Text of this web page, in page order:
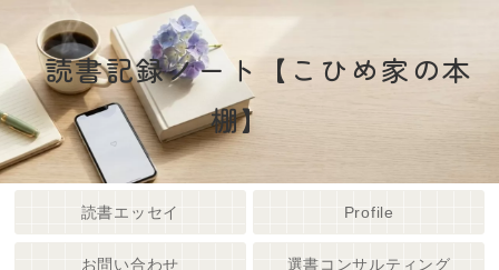
読書記録ノート【こひめ家の本
棚】
読書エッセイ Profile
お問い合わせ 選書コンサルティング